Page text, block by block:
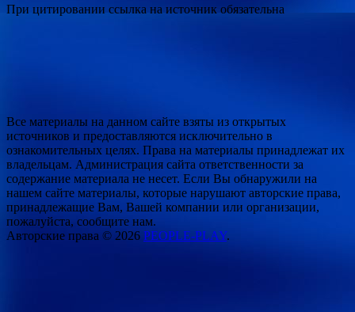
При цитировании ссылка на источник обязательна
Все материалы на данном сайте взяты из открытых
источников и предоставляются исключительно в
ознакомительных целях. Права на материалы принадлежат их
владельцам. Администрация сайта ответственности за
содержание материала не несет. Если Вы обнаружили на
нашем сайте материалы, которые нарушают авторские права,
принадлежащие Вам, Вашей компании или организации,
пожалуйста, сообщите нам.
Авторские права © 2026 PEOPLE-PLAY.